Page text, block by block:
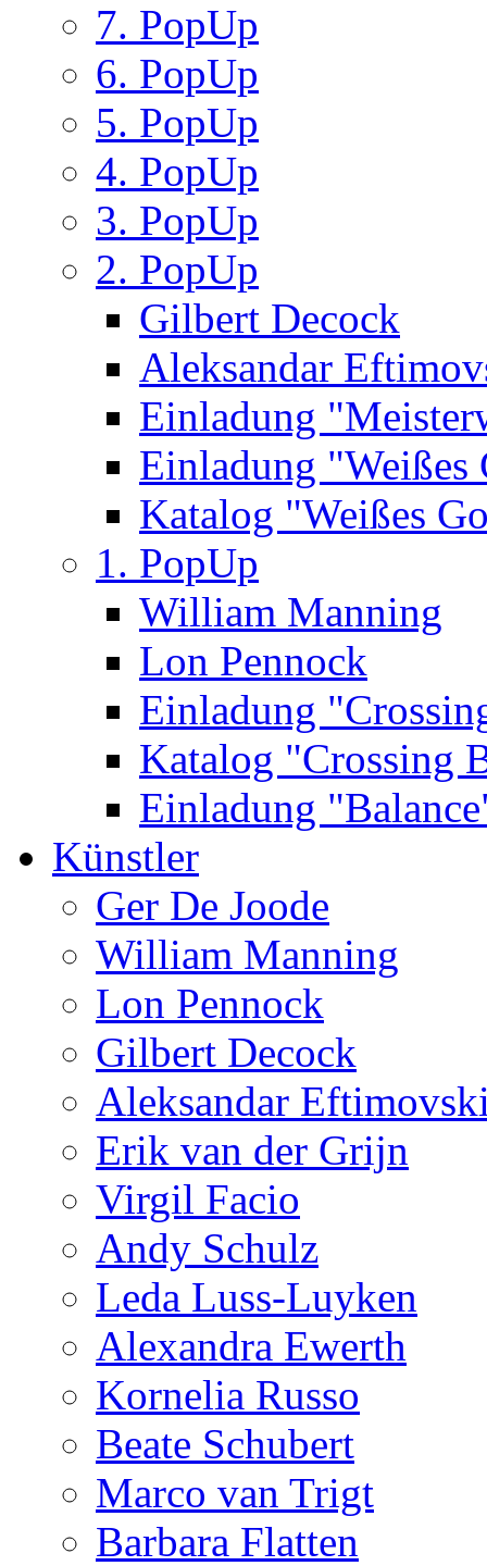
7. PopUp
6. PopUp
5. PopUp
4. PopUp
3. PopUp
2. PopUp
Gilbert Decock
Aleksandar
Einladung
Einladung "Weißes
Katalog "Weißes
1. PopUp
William Manning
Lon Pennock
Einladung
Katalog "Crossing
Einladung
Künstler
Ger De Joode
William Manning
Lon Pennock
Gilbert Decock
Aleksandar
Erik van der Grijn
Virgil Facio
Andy Schulz
Leda Luss-Luyken
Alexandra Ewerth
Kornelia Russo
Beate Schubert
Marco van Trigt
Barbara Flatten